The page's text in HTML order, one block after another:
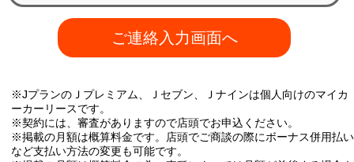
ご連絡入力画面へ
※JプランのＪプレミアム、Ｊセブン、Ｊナインは個人向けのマイカ
ーカーリースです。
※契約には、審査がありますので店頭でお申込ください。
※掲載の月額は概算料金です。店頭でご商談の際にボーナス併用払い
など支払い方法の変更も可能です。